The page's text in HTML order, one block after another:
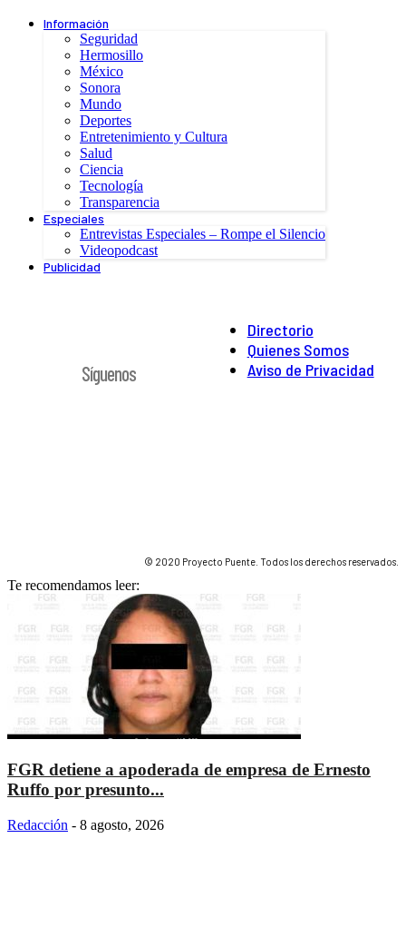
Información
Seguridad
Hermosillo
México
Sonora
Mundo
Deportes
Entretenimiento y Cultura
Salud
Ciencia
Tecnología
Transparencia
Especiales
Entrevistas Especiales – Rompe el Silencio
Videopodcast
Publicidad
Directorio
Quienes Somos
Aviso de Privacidad
Síguenos
© 2020 Proyecto Puente. Todos los derechos reservados.
Te recomendamos leer:
FGR detiene a apoderada de empresa de Ernesto
Ruffo por presunto...
Redacción - 8 agosto, 2026